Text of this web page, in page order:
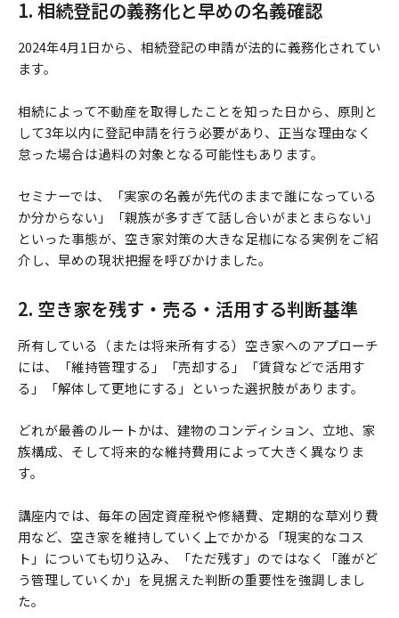
1. 相続登記の義務化と早めの名義確認
2024年4月1日から、相続登記の申請が法的に義務化されてい
ます。
相続によって不動産を取得したことを知った日から、原則と
して3年以内に登記申請を行う必要があり、正当な理由なく
怠った場合は過料の対象となる可能性もあります。
セミナーでは、「実家の名義が先代のままで誰になっている
か分からない」「親族が多すぎて話し合いがまとまらない」
といった事態が、空き家対策の大きな足枷になる実例をご紹
介し、早めの現状把握を呼びかけました。
2. 空き家を残す・売る・活用する判断基準
所有している（または将来所有する）空き家へのアプローチ
には、「維持管理する」「売却する」「賃貸などで活用す
る」「解体して更地にする」といった選択肢があります。
どれが最善のルートかは、建物のコンディション、立地、家
族構成、そして将来的な維持費用によって大きく異なりま
す。
講座内では、毎年の固定資産税や修繕費、定期的な草刈り費
用など、空き家を維持していく上でかかる「現実的なコス
ト」についても切り込み、「ただ残す」のではなく「誰がど
う管理していくか」を見据えた判断の重要性を強調しまし
た。